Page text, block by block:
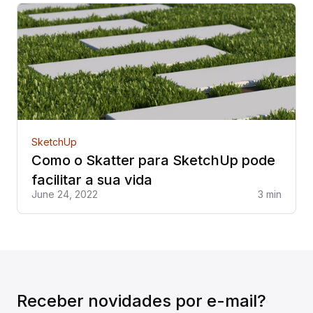
SketchUp
Como o Skatter para SketchUp pode
facilitar a sua vida
June 24, 2022 3 min
Receber novidades por e-mail?